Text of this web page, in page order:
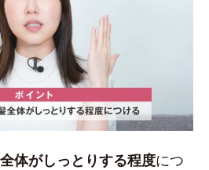
体がしっとりする程度につ